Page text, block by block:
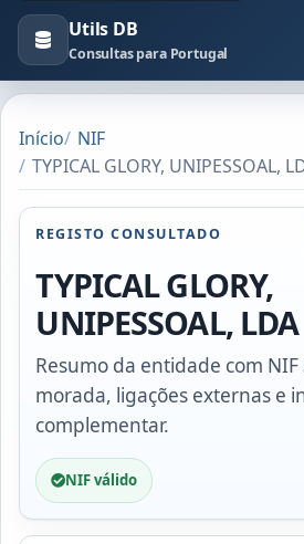
Utils DB
Consultas para Portugal
Início
NIF
TYPICAL GLORY, UNIPESSOAL,
REGISTO CONSULTADO
TYPICAL GLORY,
UNIPESSOAL, LDA
Resumo da entidade com NIF
morada, ligações externas e
complementar.
NIF válido